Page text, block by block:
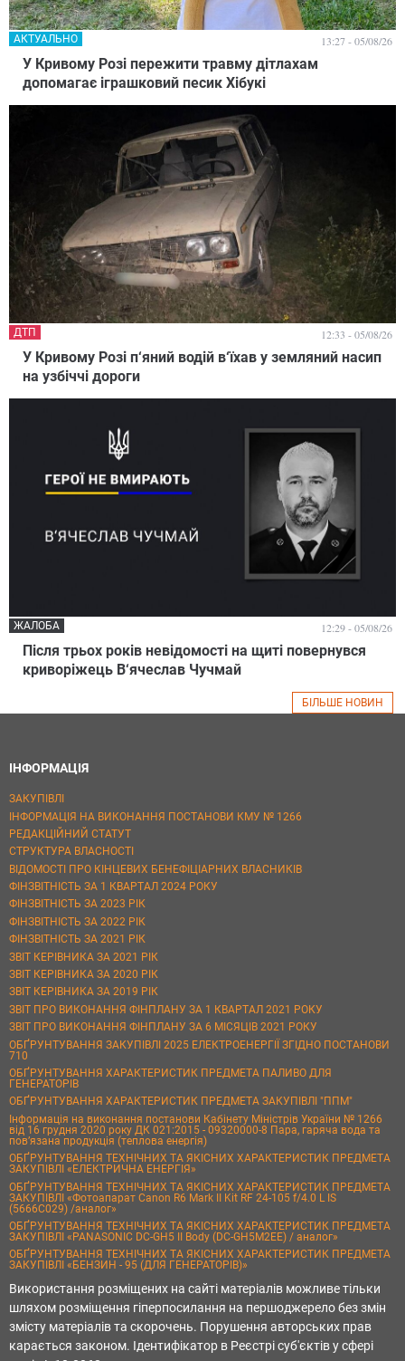
У Кривому Розі пережити травму дітлахам
допомагає іграшковий песик Хібукі
АКТУАЛЬНО 13:27 - 05/08/26
У Кривому Розі п‘яний водій в‘їхав у земляний насип
на узбіччі дороги
ДТП 12:33 - 05/08/26
Після трьох років невідомості на щиті повернувся
криворіжець В‘ячеслав Чучмай
ЖАЛОБА 12:29 - 05/08/26
БІЛЬШЕ НОВИН
ІНФОРМАЦІЯ
ЗАКУПІВЛІ
ІНФОРМАЦІЯ НА ВИКОНАННЯ ПОСТАНОВИ КМУ № 1266
РЕДАКЦІЙНИЙ СТАТУТ
СТРУКТУРА ВЛАСНОСТІ
ВІДОМОСТІ ПРО КІНЦЕВИХ БЕНЕФІЦІАРНИХ ВЛАСНИКІВ
ФІНЗВІТНІСТЬ ЗА 1 КВАРТАЛ 2024 РОКУ
ФІНЗВІТНІСТЬ ЗА 2023 РІК
ФІНЗВІТНІСТЬ ЗА 2022 РІК
ФІНЗВІТНІСТЬ ЗА 2021 РІК
ЗВІТ КЕРІВНИКА ЗА 2021 РІК
ЗВІТ КЕРІВНИКА ЗА 2020 РІК
ЗВІТ КЕРІВНИКА ЗА 2019 РІК
ЗВІТ ПРО ВИКОНАННЯ ФІНПЛАНУ ЗА 1 КВАРТАЛ 2021 РОКУ
ЗВІТ ПРО ВИКОНАННЯ ФІНПЛАНУ ЗА 6 МІСЯЦІВ 2021 РОКУ
ОБҐРУНТУВАННЯ ЗАКУПІВЛІ 2025 ЕЛЕКТРОЕНЕРГІЇ ЗГІДНО ПОСТАНОВИ
710
ОБҐРУНТУВАННЯ ХАРАКТЕРИСТИК ПРЕДМЕТА ПАЛИВО ДЛЯ
ГЕНЕРАТОРІВ
ОБҐРУНТУВАННЯ ХАРАКТЕРИСТИК ПРЕДМЕТА ЗАКУПІВЛІ "ППМ"
Інформація на виконання постанови Кабінету Міністрів України № 1266
від 16 грудня 2020 року ДК 021:2015 - 09320000-8 Пара, гаряча вода та
пов’язана продукція (теплова енергія)
ОБҐРУНТУВАННЯ ТЕХНІЧНИХ ТА ЯКІСНИХ ХАРАКТЕРИСТИК ПРЕДМЕТА
ЗАКУПІВЛІ «ЕЛЕКТРИЧНА ЕНЕРГІЯ»
ОБҐРУНТУВАННЯ ТЕХНІЧНИХ ТА ЯКІСНИХ ХАРАКТЕРИСТИК ПРЕДМЕТА
ЗАКУПІВЛІ «Фотоапарат Canon R6 Mark II Kit RF 24-105 f/4.0 L IS
(5666C029) /аналог»
ОБҐРУНТУВАННЯ ТЕХНІЧНИХ ТА ЯКІСНИХ ХАРАКТЕРИСТИК ПРЕДМЕТА
ЗАКУПІВЛІ «PANASONIC DC-GH5 II Body (DC-GH5M2EE) / аналог»
ОБҐРУНТУВАННЯ ТЕХНІЧНИХ ТА ЯКІСНИХ ХАРАКТЕРИСТИК ПРЕДМЕТА
ЗАКУПІВЛІ «БЕНЗИН - 95 (ДЛЯ ГЕНЕРАТОРІВ)»
Використання розміщених на сайті матеріалів можливе тільки
шляхом розміщення гіперпосилання на першоджерело без змін
змісту матеріалів та скорочень. Порушення авторських прав
карається законом. Ідентифікатор в Реєстрі суб'єктів у сфері